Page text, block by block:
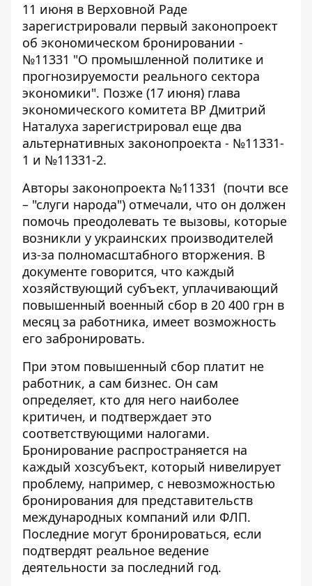
11 июня в Верховной Раде
зарегистрировали первый законопроект
об экономическом бронировании -
№11331 "О промышленной политике и
прогнозируемости реального сектора
экономики". Позже (17 июня) глава
экономического комитета ВР Дмитрий
Наталуха зарегистрировал еще два
альтернативных законопроекта - №11331-
1 и №11331-2.
Авторы законопроекта №11331 (почти все
– "слуги народа") отмечали, что он должен
помочь преодолевать те вызовы, которые
возникли у украинских производителей
из-за полномасштабного вторжения. В
документе говорится, что каждый
хозяйствующий субъект, уплачивающий
повышенный военный сбор в 20 400 грн в
месяц за работника, имеет возможность
его забронировать.
При этом повышенный сбор платит не
работник, а сам бизнес. Он сам
определяет, кто для него наиболее
критичен, и подтверждает это
соответствующими налогами.
Бронирование распространяется на
каждый хозсубъект, который нивелирует
проблему, например, с невозможностью
бронирования для представительств
международных компаний или ФЛП.
Последние могут бронироваться, если
подтвердят реальное ведение
деятельности за последний год.